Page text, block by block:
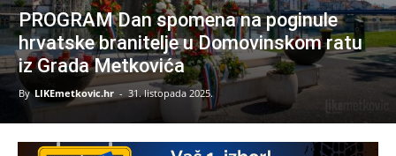
PROGRAM Dan spomena na poginule
hrvatske branitelje u Domovinskom ratu
iz Grada Metkovića
By LIKEmetkovic.hr - 31. listopada 2025.